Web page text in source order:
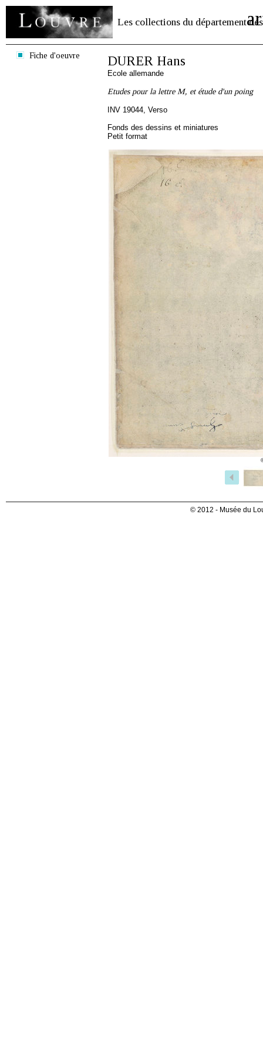
Les collections du département des
Fiche d'oeuvre DURER Hans
Ecole allemande
Etudes pour la lettre M, et étude d'un poing
INV 19044, Verso
Fonds des dessins et miniatures
Petit format
© 2012 - Musée du